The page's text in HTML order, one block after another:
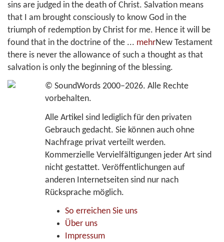
sins are judged in the death of Christ. Salvation means
that I am brought consciously to know God in the
triumph of redemption by Christ for me. Hence it will be
found that in the doctrine of the ... mehrNew Testament
there is never the allowance of such a thought as that
salvation is only the beginning of the blessing.
© SoundWords2000–2026. Alle Rechte
vorbehalten.
Alle Artikel sind lediglich für den privaten
Gebrauch gedacht. Sie können auch ohne
Nachfrage privat verteilt werden.
Kommerzielle Vervielfältigungen jeder Art sind
nicht gestattet. Veröffentlichungen auf
anderen Internetseiten sind nur nach
Rücksprache möglich.
So erreichen Sie uns
Über uns
Impressum